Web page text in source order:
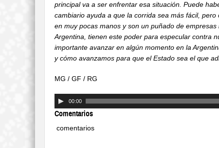
principal va a ser enfrentar esa situación. Puede
cambiario ayuda a que la corrida sea más fácil,
en muy pocas manos y son un puñado de
Argentina, tienen este poder para especular contra
importante avanzar en algún momento en la
y cómo avanzamos para que el Estado sea el que
MG / GF / RG
00:00
Comentarios
comentarios